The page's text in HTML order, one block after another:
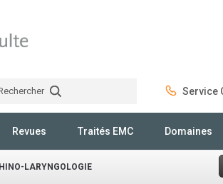
Service
Revues Traités EMC Domaines
LARYNGOLOGIE